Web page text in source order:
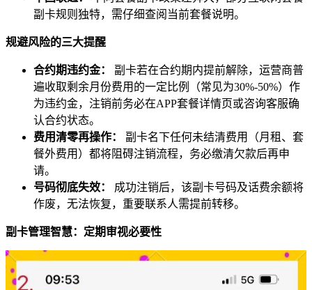
副卡规则独特，需仔细查阅当前套餐说明。
规避风险的三大提醒
合约期违约金：
副卡若在合约期内提前解除，运营商普
遍收取剩余月份费用的一定比例（常见为30%-50%）作
为违约金，注销前务必在APP套餐详情页或咨询客服确
认合约状态。
费用清零再操作：
副卡名下任何未结清费用（月租、套
餐外费用）都将阻碍注销流程，务必缴清欠款后再申
请。
号码彻底失效：
成功注销后，该副卡号码及话费余额将
作废，无法恢复，重要联系人需提前转移。
副卡管理智慧：定期审视必要性